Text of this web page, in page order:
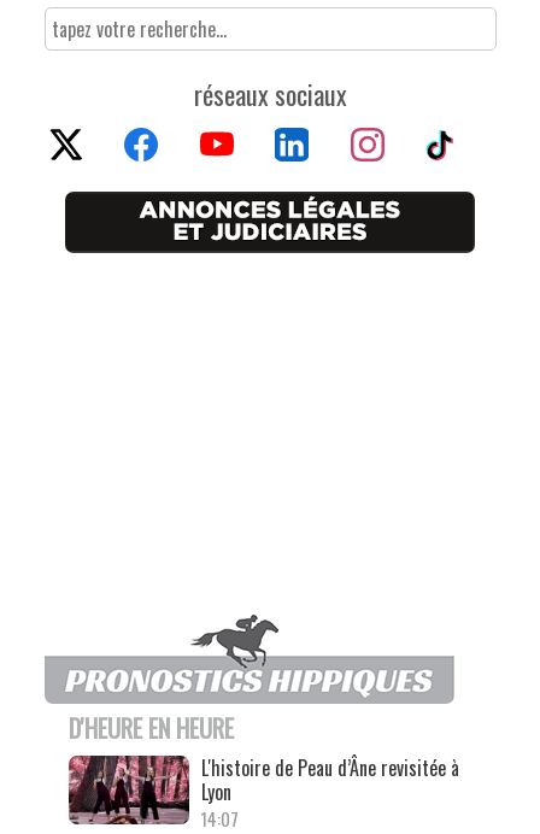
réseaux sociaux
D'HEURE EN HEURE
L'histoire de Peau d’Âne revisitée à
Lyon
14:07